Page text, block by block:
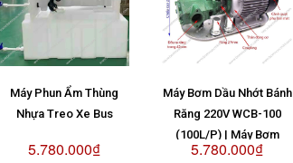
Máy Phun Ẩm Thùng
Nhựa Treo Xe Bus
5.780.000₫
Máy Bơm Dầu Nhớt Bánh
Răng 220V WCB-100
(100L/P) | Máy Bơm
WCB100 220V
5.780.000₫